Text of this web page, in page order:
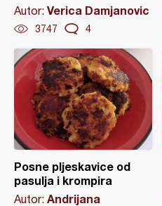
Autor: Verica Damjanovic
3747 4
Posne pljeskavice od
pasulja i krompira
Autor: Andrijana